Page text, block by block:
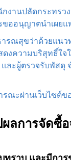
งานปลัดกระทร
ออนุญาตนำเผย
รณสุขว่าด้วยแน
งความบริสุทธิ์ใ
ะผู้ตรวจรับพัสดุ
ณะผ่านเว็บไซต์ข
ลการจัดซื้